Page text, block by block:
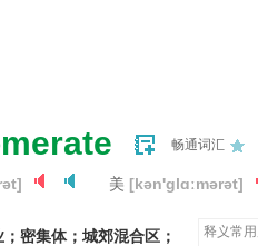
畅通词汇
美 [kən'ɡlɑːmərət]
密集体；城郊混合区；
释义常